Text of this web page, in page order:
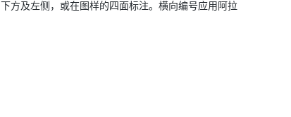
方及左侧，或在图样的四面标注。横向编号应用阿拉